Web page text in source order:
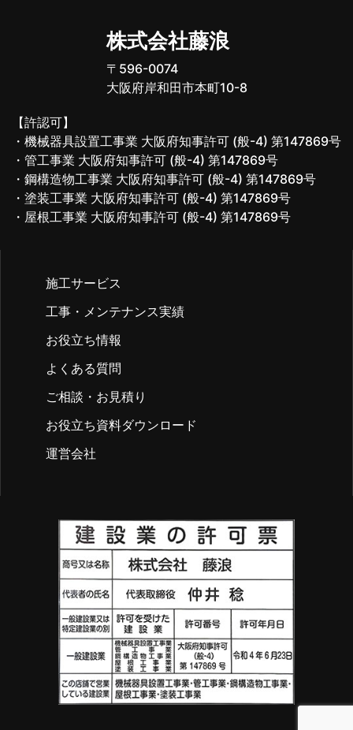
株式会社藤浪
〒596-0074
大阪府岸和田市本町10-8
【許認可】
・機械器具設置工事業 大阪府知事許可 (般-4) 第147869号
・管工事業 大阪府知事許可 (般-4) 第147869号
・鋼構造物工事業 大阪府知事許可 (般-4) 第147869号
・塗装工事業 大阪府知事許可 (般-4) 第147869号
・屋根工事業 大阪府知事許可 (般-4) 第147869号
施工サービス
工事・メンテナンス実績
お役立ち情報
よくある質問
ご相談・お見積り
お役立ち資料ダウンロード
運営会社